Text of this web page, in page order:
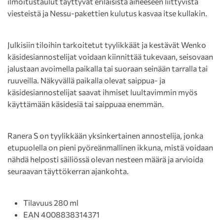
viesteistä ja Nessu-pakettien kulutus kasvaa itse kullakin.
Julkisiin tiloihin tarkoitetut tyylikkäät ja kestävät Wenko
käsidesiannostelijat voidaan kiinnittää tukevaan, seisovaan
jalustaan avoimella paikalla tai suoraan seinään tarralla tai
ruuveilla. Näkyvällä paikalla olevat saippua- ja
käsidesiannostelijat saavat ihmiset luultavimmin myös
käyttämään käsidesiä tai saippuaa enemmän.
Ranera S on tyylikkään yksinkertainen annostelija, jonka
etupuolella on pieni pyöreänmallinen ikkuna, mistä voidaan
nähdä helposti säiliössä olevan nesteen määrä ja arvioida
seuraavan täyttökerran ajankohta.
Tilavuus 280 ml
EAN 4008838314371